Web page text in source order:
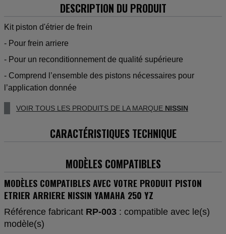
DESCRIPTION DU PRODUIT
Kit piston d'étrier de frein
- Pour frein arriere
- Pour un reconditionnement de qualité supérieure
- Comprend l’ensemble des pistons nécessaires pour
l’application donnée
VOIR TOUS LES PRODUITS DE LA MARQUE NISSIN
CARACTÉRISTIQUES TECHNIQUE
MODÈLES COMPATIBLES
MODÈLES COMPATIBLES AVEC VOTRE PRODUIT PISTON
ETRIER ARRIERE NISSIN YAMAHA 250 YZ
Référence fabricant RP-003 : compatible avec le(s)
modèle(s)